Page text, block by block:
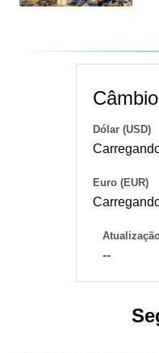
Dólar (USD)
Euro (EUR)
--